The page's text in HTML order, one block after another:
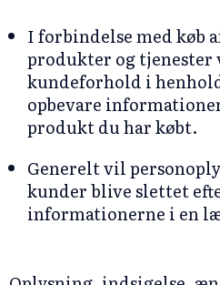
I forbindelse med køb
produkter og tjenester
kundeforhold i
opbevare
produkt du har købt.
Generelt vil
kunder blive slettet
informationerne i en